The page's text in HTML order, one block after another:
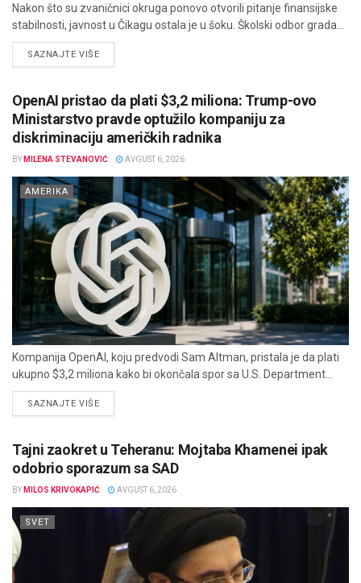
Nakon što su zvaničnici okruga ponovo otvorili pitanje finansijske
stabilnosti, javnost u Čikagu ostala je u šoku. Školski odbor grada...
SAZNAJTE VIŠEDETAILS
OpenAI pristao da plati $3,2 miliona: Trump-ovo
Ministarstvo pravde optužilo kompaniju za
diskriminaciju američkih radnika
BY MILENA STEVANOVIĆ AVGUST 6, 2026
AMERIKA
Kompanija OpenAI, koju predvodi Sam Altman, pristala je da plati
ukupno $3,2 miliona kako bi okončala spor sa U.S. Department...
SAZNAJTE VIŠEDETAILS
Tajni zaokret u Teheranu: Mojtaba Khamenei ipak
odobrio sporazum sa SAD
BY MILOS KRIVOKAPIĆ AVGUST 6, 2026
SVET